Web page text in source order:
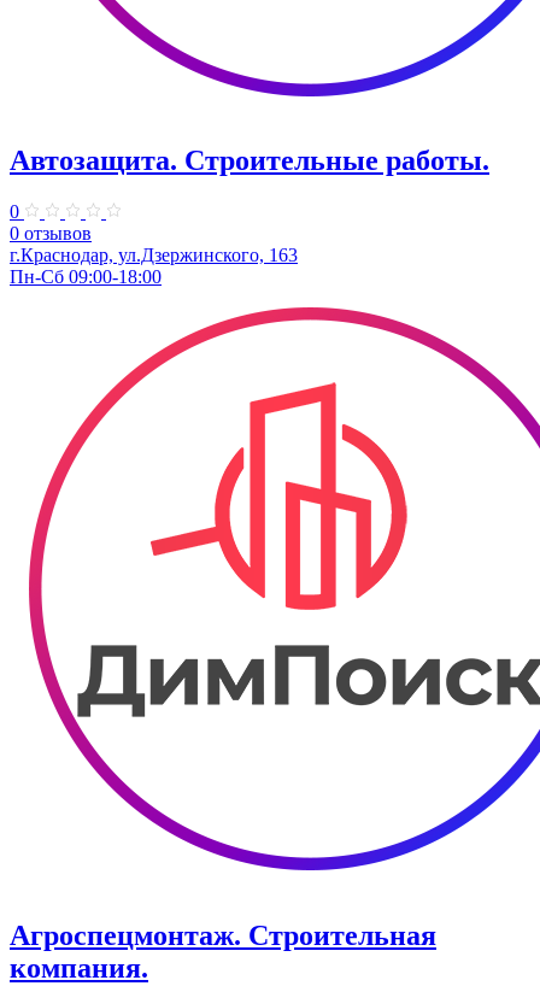
Автозащита. Строительные работы.
0
0 отзывов
г.Краснодар, ул.Дзержинского, 163
Пн-Сб 09:00-18:00
Агроспецмонтаж. Строительная
компания.